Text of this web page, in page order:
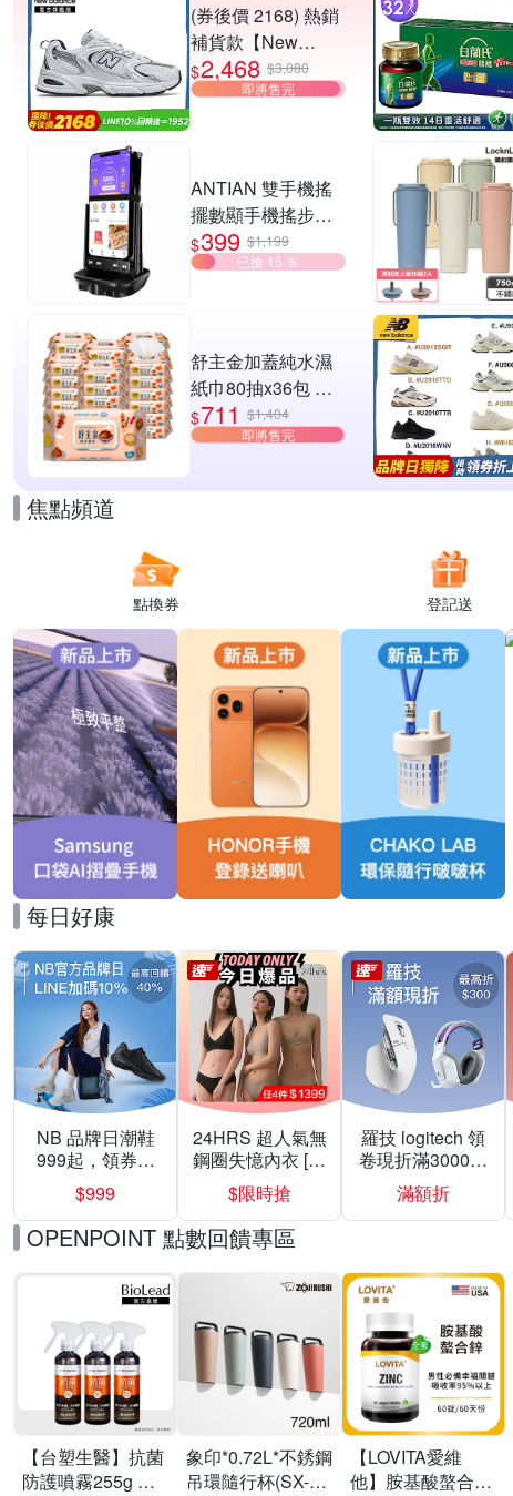
(券後價 2168) 熱銷
補貨款【New
Balance】復古運動
鞋_中性_白銀
$2,468 $3,080
即將售完
ANTIAN 雙手機搖
擺數顯手機搖步機
靜音自動計步器 搖
步器 刷步數神器 搖
$399 $1,199
已搶 15 ％
舒主金加蓋純水濕
紙巾80抽x36包 台
灣製 濕巾
$711 $1,404
即將售完
焦點頻道
點換券 登記送
每日好康
NB 品牌日潮鞋
999起，領券折
上折 最高回饋
40%
$999
24HRS 超人氣無
鋼圈失憶內衣 [熱
銷好評]
$限時搶
羅技 logitech 領
卷現折滿3000折
300
滿額折
OPENPOINT 點數回饋專區
【台塑生醫】抗菌
防護噴霧255g 三
象印*0.72L*不銹鋼
吊環隨行杯(SX-
【LOVITA愛維
他】胺基酸螯合鋅